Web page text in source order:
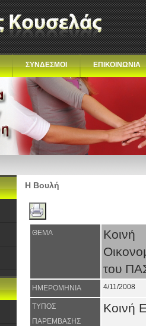
ΣΥΝΔΕΣΜΟΙ ΕΠΙΚΟΙΝΩΝΙΑ
Η Βουλή
ΘΕΜΑ
του
ΗΜΕΡΟΜΗΝΙΑ 4/11/2008
ΤΥΠΟΣ
ΠΑΡΕΜΒΑΣΗΣ
Κοινή